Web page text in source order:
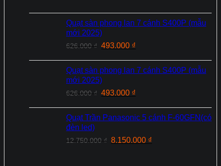
1.670.000 ₫.là:
1.250.000 ₫.
Quạt sàn phong lan 7 cánh S400P (mẫu
mới 2025)
626.000 ₫ Giá
là:
626.000 ₫.
493.000 ₫
tại
là:
Quạt sàn phong lan 7 cánh S400P (mẫu
mới 2025)
626.000 ₫ Giá
là:
626.000 ₫.
493.000 ₫
tại
là:
Quạt Trần Panasonic 5 cánh F-60GFN(có
đèn led)
12.750.000 ₫ Giá
8.150.000 ₫